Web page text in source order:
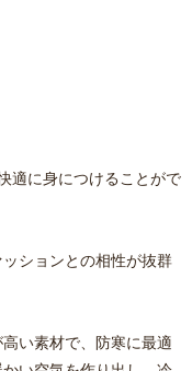
適に身につけることがで
ションとの相性が抜群
い素材で、防寒に最適